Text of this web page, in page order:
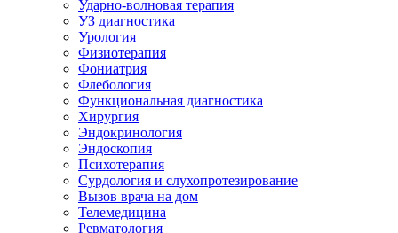
Ударно-волновая терапия
УЗ диагностика
Урология
Физиотерапия
Фониатрия
Флебология
Функциональная диагностика
Хирургия
Эндокринология
Эндоскопия
Психотерапия
Сурдология и слухопротезирование
Вызов врача на дом
Телемедицина
Ревматология